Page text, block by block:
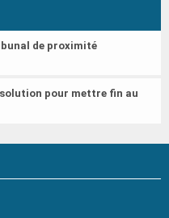
de proximité
pour mettre fin au